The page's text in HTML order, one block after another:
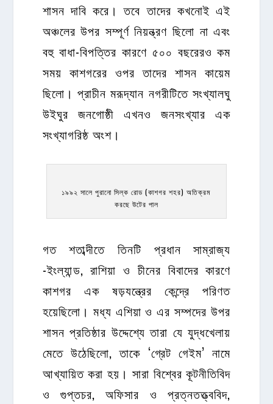
শাসন দাবি করে। তবে তাদের কখনোই এই
অঞ্চলের উপর সম্পূর্ণ নিয়ন্ত্রণ ছিলো না এবং
বহু বাধা-বিপত্তির কারণে ৫০০ বছরেরও কম
সময় কাশগরের ওপর তাদের শাসন কায়েম
ছিলো। প্রাচীন মরূদ্যান নগরীটিতে সংখ্যালঘু
উইঘুর জনগোষ্ঠী এখনও জনসংখ্যার এক
সংখ্যাগরিষ্ঠ অংশ।
১৯৯২ সালে পুরানো সিল্ক রোড (কাশগর শহর) অতিক্রম
করছে উটের পাল
গত শতাব্দীতে তিনটি প্রধান সাম্রাজ্য
-ইংল্যান্ড, রাশিয়া ও চীনের বিবাদের কারণে
কাশগর এক ষড়যন্ত্রের কেন্দ্রে পরিণত
হয়েছিলো। মধ্য এশিয়া ও এর সম্পদের উপর
শাসন প্রতিষ্ঠার উদ্দেশ্যে তারা যে যুদ্ধখেলায়
মেতে উঠেছিলো, তাকে ‘গ্রেট গেইম’ নামে
আখ্যায়িত করা হয়। সারা বিশ্বের কূটনীতিবিদ
ও গুপ্তচর, অফিসার ও প্রত্নতত্ত্ববিদ,